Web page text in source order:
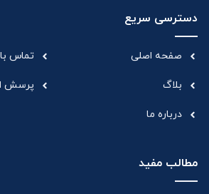
دسترسی سریع
صفحه اصلی
بلاگ
درباره ما
تماس
پرسش
مطالب مفید